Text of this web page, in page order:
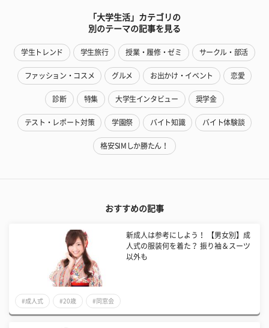
「大学生活」カテゴリの
別のテーマの記事を見る
学生トレンド 学生旅行 授業・履修・ゼミ サークル・部活
ファッション・コスメ グルメ お出かけ・イベント 恋愛
診断 特集 大学生インタビュー 奨学金
テスト・レポート対策 学園祭 バイト知識 バイト体験談
格安SIMしか勝たん！
おすすめの記事
新成人は参考にしよう！ 【男女別】成
人式の服装何を着た？ 振り袖＆スーツ
以外も
#成人式 #20歳 #同窓会